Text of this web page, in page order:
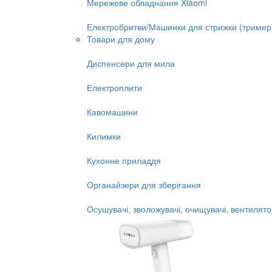
Мережеве обладнання Xiaomi
Електробритви/Машинки для стрижки
Товари для дому
Диспенсери для мила
Електроплити
Кавомашини
Килимки
Кухонне приладдя
Органайзери для зберігання
Осушувачі, зволожувачі, очищувачі,